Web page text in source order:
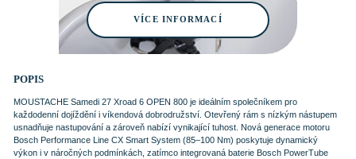
VÍCE INFORMACÍ
POPIS
MOUSTACHE Samedi 27 Xroad 6 OPEN 800 je ideálním společníkem pro
každodenní dojíždění i víkendová dobrodružství. Otevřený rám s nízkým nástupem
usnadňuje nastupování a zároveň nabízí vynikající tuhost. Nová generace motoru
Bosch Performance Line CX Smart System (85–100 Nm) poskytuje dynamický
výkon i v náročných podmínkách, zatímco integrovaná baterie Bosch PowerTube